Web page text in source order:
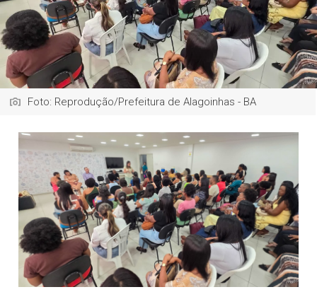
Foto: Reprodução/Prefeitura de Alagoinhas - BA